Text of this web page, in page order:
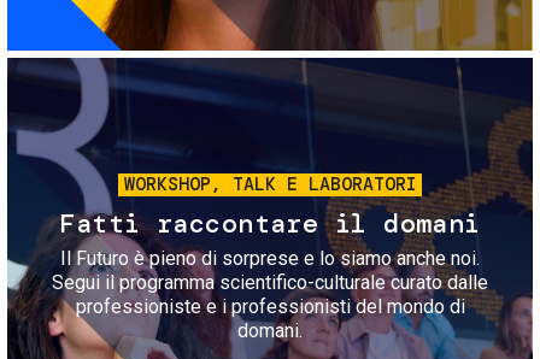
Immagine
WORKSHOP, TALK E LABORATORI
Fatti raccontare il domani
Il Futuro è pieno di sorprese e lo siamo anche noi.
Segui il programma scientifico-culturale curato dalle
professioniste e i professionisti del mondo di
domani.